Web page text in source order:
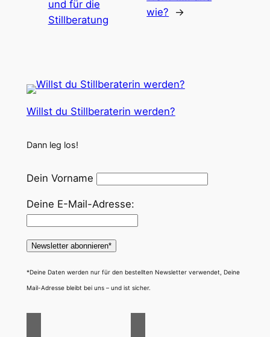
und für die
Stillberatung
wie?
→
Willst du Stillberaterin werden?
Dann leg los!
Dein Vorname
Deine E-Mail-Adresse:
*Deine Daten werden nur für den bestellten Newsletter verwendet, Deine
Mail-Adresse bleibt bei uns – und ist sicher.